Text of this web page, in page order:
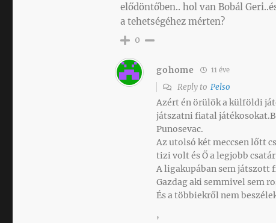
elődöntőben.. hol van Bobál
a tehetségéhez mérten?
0
gohome 11 éve
Reply toPelso
Azért én örülök a külföldi
játszatni fiatal
Punosevac.
Az utolsó két meccsen lőtt
tizi volt és Ő a legjobb
A ligakupában sem játszott
Gazdag aki semmivel sem
És a többiekről nem
,